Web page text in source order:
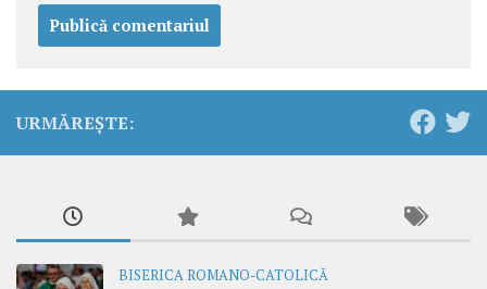
URMĂREȘTE:
BISERICA ROMANO-CATOLICĂ